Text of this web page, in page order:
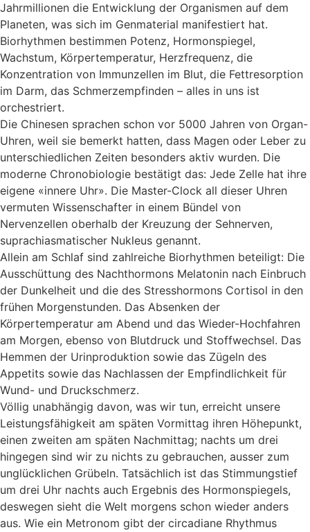
Jahrmillionen die Entwicklung der Organismen auf dem
Planeten, was sich im Genmaterial manifestiert hat.
Biorhythmen bestimmen Potenz, Hormonspiegel,
Wachstum, Körpertemperatur, Herzfrequenz, die
Konzentration von Immunzellen im Blut, die Fettresorption
im Darm, das Schmerzempfinden – alles in uns ist
orchestriert.
Die Chinesen sprachen schon vor 5000 Jahren von Organ-
Uhren, weil sie bemerkt hatten, dass Magen oder Leber zu
unterschiedlichen Zeiten besonders aktiv wurden. Die
moderne Chronobiologie bestätigt das: Jede Zelle hat ihre
eigene «innere Uhr». Die Master-Clock all dieser Uhren
vermuten Wissenschafter in einem Bündel von
Nervenzellen oberhalb der Kreuzung der Sehnerven,
suprachiasmatischer Nukleus genannt.
Allein am Schlaf sind zahlreiche Biorhythmen beteiligt: Die
Ausschüttung des Nachthormons Melatonin nach Einbruch
der Dunkelheit und die des Stresshormons Cortisol in den
frühen Morgenstunden. Das Absenken der
Körpertemperatur am Abend und das Wieder-Hochfahren
am Morgen, ebenso von Blutdruck und Stoffwechsel. Das
Hemmen der Urinproduktion sowie das Zügeln des
Appetits sowie das Nachlassen der Empfindlichkeit für
Wund- und Druckschmerz.
Völlig unabhängig davon, was wir tun, erreicht unsere
Leistungsfähigkeit am späten Vormittag ihren Höhepunkt,
einen zweiten am späten Nachmittag; nachts um drei
hingegen sind wir zu nichts zu gebrauchen, ausser zum
unglücklichen Grübeln. Tatsächlich ist das Stimmungstief
um drei Uhr nachts auch Ergebnis des Hormonspiegels,
deswegen sieht die Welt morgens schon wieder anders
aus. Wie ein Metronom gibt der circadiane Rhythmus